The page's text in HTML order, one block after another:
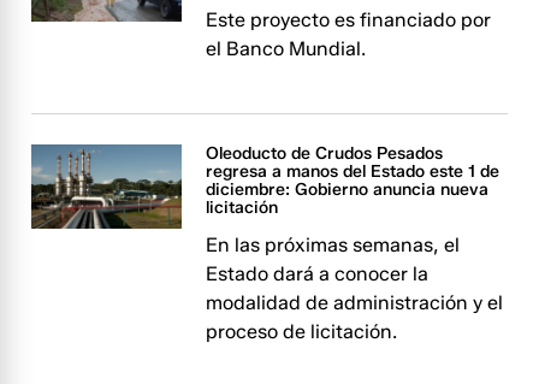
Este proyecto es financiado por
el Banco Mundial.
Oleoducto de Crudos Pesados
regresa a manos del Estado este 1 de
diciembre: Gobierno anuncia nueva
licitación
En las próximas semanas, el
Estado dará a conocer la
modalidad de administración y el
proceso de licitación.